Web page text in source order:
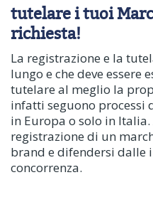
tutelare i tuoi
richiesta!
La registrazione e la
lungo e che deve essere
tutelare al meglio la
infatti seguono processi
in Europa o solo in
registrazione di un
brand e difendersi dalle
concorrenza.